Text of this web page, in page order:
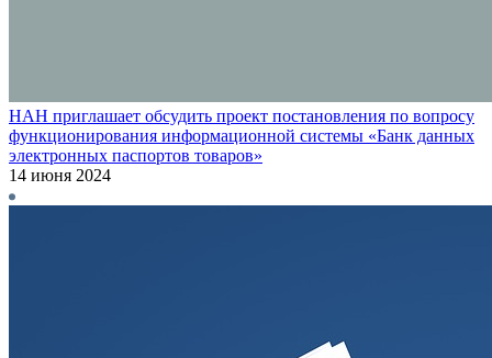
НАН приглашает обсудить проект постановления по вопросу
функционирования информационной системы «Банк данных
электронных паспортов товаров»
14 июня 2024